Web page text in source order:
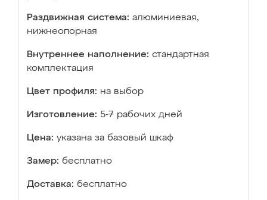
Раздвижная система: алюминиевая,
нижнеопорная
Внутреннее наполнение: стандартная
комплектация
Цвет профиля: на выбор
Изготовление: 5-7 рабочих дней
Цена: указана за базовый шкаф
Замер: бесплатно
Доставка: бесплатно